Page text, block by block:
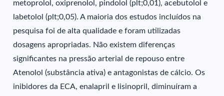
metoprolol, oxiprenolol, pindolol (plt;0,01), acebutolol e
labetolol (plt;0,05). A maioria dos estudos incluídos na
pesquisa foi de alta qualidade e foram utilizadas
dosagens apropriadas. Não existem diferenças
significantes na pressão arterial de repouso entre
Atenolol (substância ativa) e antagonistas de cálcio. Os
inibidores da ECA, enalapril e lisinopril, diminuíram a